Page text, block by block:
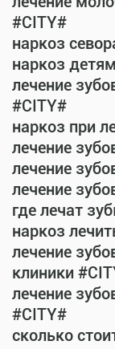
#CITY#
наркоз
наркоз
лечение
#CITY#
наркоз при
лечение
лечение
лечение
где лечат
наркоз
лечение
клиники
лечение
#CITY#
сколько